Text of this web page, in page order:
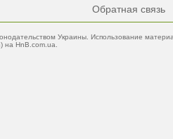
Обратная связь
Украины. Использование
на HnB.com.ua.